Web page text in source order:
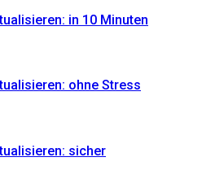
in 10 Minuten
ohne Stress
sicher